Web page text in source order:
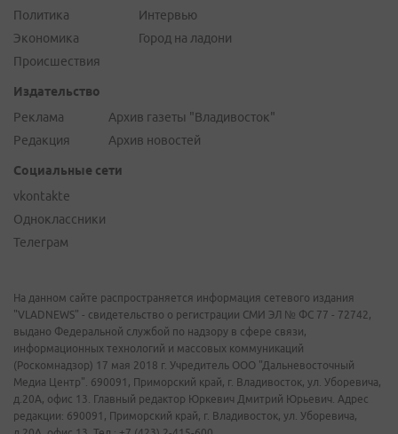
Политика
Экономика
Происшествия
Интервью
Город на ладони
Издательство
Реклама
Редакция
Архив газеты "Владивосток"
Архив новостей
Социальные сети
vkontakte
Одноклассники
Телеграм
На данном сайте распространяется информация сетевого издания
"VLADNEWS" - свидетельство о регистрации СМИ ЭЛ № ФС 77 - 72742,
выдано Федеральной службой по надзору в сфере связи,
информационных технологий и массовых коммуникаций
(Роскомнадзор) 17 мая 2018 г. Учредитель ООО "Дальневосточный
Медиа Центр". 690091, Приморский край, г. Владивосток, ул. Уборевича,
д.20А, офис 13. Главный редактор Юркевич Дмитрий Юрьевич. Адрес
редакции: 690091, Приморский край, г. Владивосток, ул. Уборевича,